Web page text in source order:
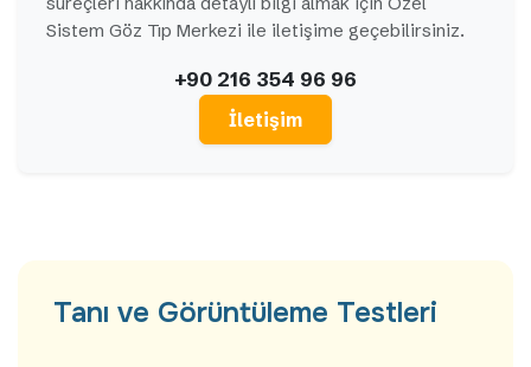
Tanı ve Görüntüleme Testleri
Sistem Göz Tıp Merkezi ile iletişime geçebilirsiniz.
+90 216 354 96 96
İletişim